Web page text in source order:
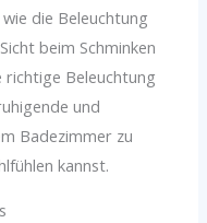
die Beleuchtung
beim Schminken
richtige Beleuchtung
und
Badezimmer zu
kannst.